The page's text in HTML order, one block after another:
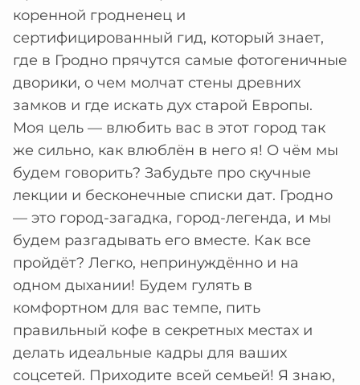
коренной гродненец и
сертифицированный гид, который знает,
где в Гродно прячутся самые фотогеничные
дворики, о чем молчат стены древних
замков и где искать дух старой Европы.
Моя цель — влюбить вас в этот город так
же сильно, как влюблён в него я! О чём мы
будем говорить? Забудьте про скучные
лекции и бесконечные списки дат. Гродно
— это город-загадка, город-легенда, и мы
будем разгадывать его вместе. Как все
пройдёт? Легко, непринуждённо и на
одном дыхании! Будем гулять в
комфортном для вас темпе, пить
правильный кофе в секретных местах и
делать идеальные кадры для ваших
соцсетей. Приходите всей семьей! Я знаю,